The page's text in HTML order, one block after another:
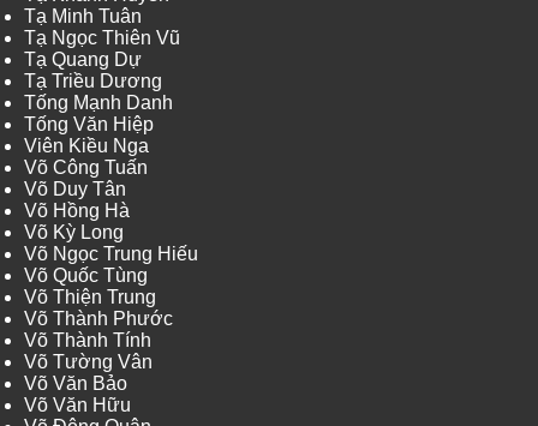
Tạ Minh Tuân
Tạ Ngọc Thiên Vũ
Tạ Quang Dự
Tạ Triều Dương
Tống Mạnh Danh
Tống Văn Hiệp
Viên Kiều Nga
Võ Công Tuấn
Võ Duy Tân
Võ Hồng Hà
Võ Kỳ Long
Võ Ngọc Trung Hiếu
Võ Quốc Tùng
Võ Thiện Trung
Võ Thành Phước
Võ Thành Tính
Võ Tường Vân
Võ Văn Bảo
Võ Văn Hữu